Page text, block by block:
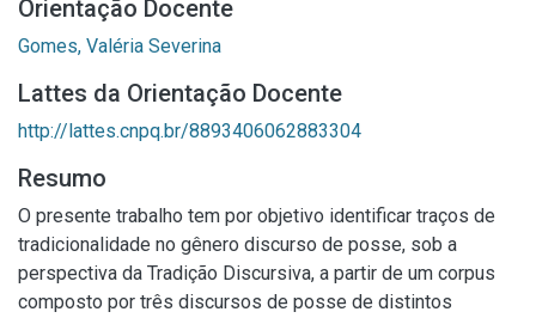
Orientação Docente
Gomes, Valéria Severina
Lattes da Orientação Docente
http://lattes.cnpq.br/8893406062883304
Resumo
O presente trabalho tem por objetivo identificar traços de
tradicionalidade no gênero discurso de posse, sob a
perspectiva da Tradição Discursiva, a partir de um corpus
composto por três discursos de posse de distintos